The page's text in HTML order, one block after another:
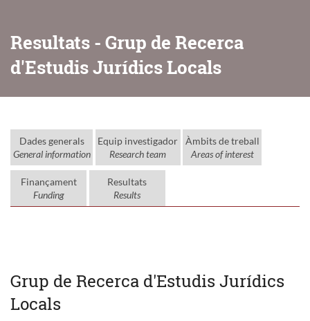
Resultats - Grup de Recerca
d'Estudis Jurídics Locals
Dades generals
General information
Equip investigador
Research team
Àmbits de treball
Areas of interest
Finançament
Funding
Resultats
Results
Grup de Recerca d'Estudis Jurídics
Locals